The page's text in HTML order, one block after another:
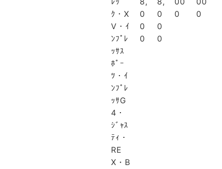
ｸ・X
V・ｲ
ﾝﾌﾟﾚ
ｯｻｽ
ﾎﾟｰ
ﾂ・ｲ
ﾝﾌﾟﾚ
ｯｻG
4・
ｼﾞｬｽ
ﾃｨ・
RE
X・B
0
0
0
0
0
0
0
0